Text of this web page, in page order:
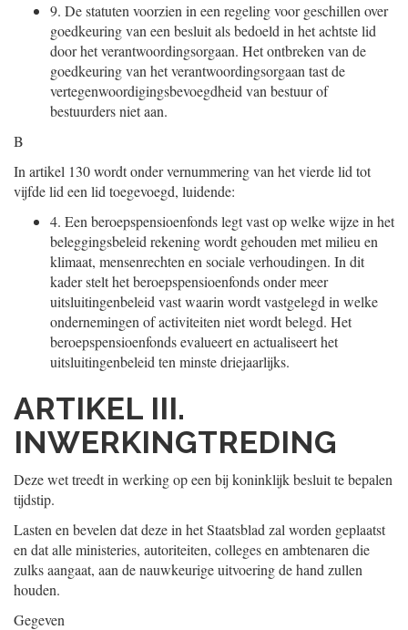
9. De statuten voorzien in een regeling voor geschillen over
goedkeuring van een besluit als bedoeld in het achtste lid
door het verantwoordingsorgaan. Het ontbreken van de
goedkeuring van het verantwoordingsorgaan tast de
vertegenwoordigingsbevoegdheid van bestuur of
bestuurders niet aan.
B
In artikel 130 wordt onder vernummering van het vierde lid tot
vijfde lid een lid toegevoegd, luidende:
4. Een beroepspensioenfonds legt vast op welke wijze in het
beleggingsbeleid rekening wordt gehouden met milieu en
klimaat, mensenrechten en sociale verhoudingen. In dit
kader stelt het beroepspensioenfonds onder meer
uitsluitingenbeleid vast waarin wordt vastgelegd in welke
ondernemingen of activiteiten niet wordt belegd. Het
beroepspensioenfonds evalueert en actualiseert het
uitsluitingenbeleid ten minste driejaarlijks.
ARTIKEL III.
INWERKINGTREDING
Deze wet treedt in werking op een bij koninklijk besluit te bepalen
tijdstip.
Lasten en bevelen dat deze in het Staatsblad zal worden geplaatst
en dat alle ministeries, autoriteiten, colleges en ambtenaren die
zulks aangaat, aan de nauwkeurige uitvoering de hand zullen
houden.
Gegeven